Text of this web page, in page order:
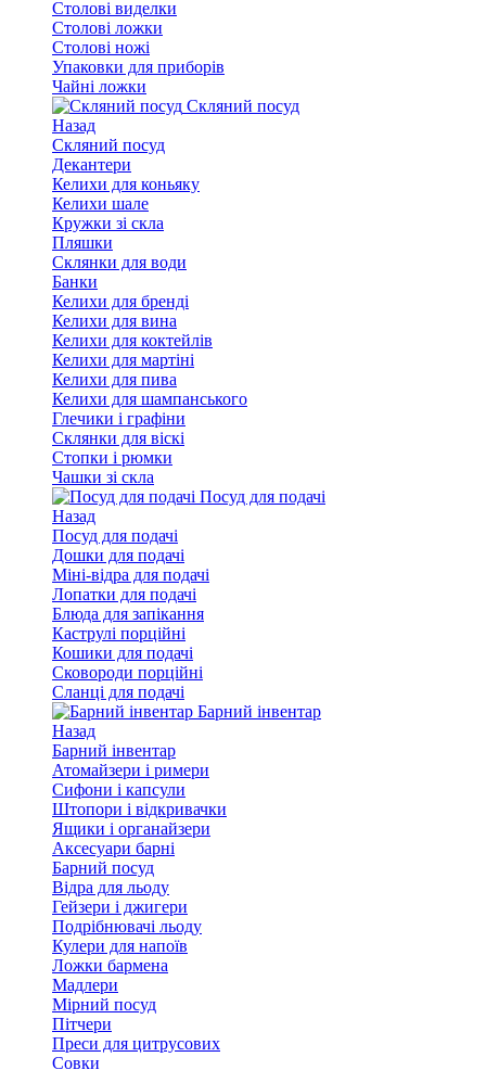
Столові виделки
Столові ложки
Столові ножі
Упаковки для приборів
Чайні ложки
Скляний посуд
Назад
Скляний посуд
Декантери
Келихи для коньяку
Келихи шале
Кружки зі скла
Пляшки
Склянки для води
Банки
Келихи для бренді
Келихи для вина
Келихи для коктейлів
Келихи для мартіні
Келихи для пива
Келихи для шампанського
Глечики і графіни
Склянки для віскі
Стопки і рюмки
Чашки зі скла
Посуд для подачі
Назад
Посуд для подачі
Дошки для подачі
Міні-відра для подачі
Лопатки для подачі
Блюда для запікання
Каструлі порційні
Кошики для подачі
Сковороди порційні
Сланці для подачі
Барний інвентар
Назад
Барний інвентар
Атомайзери і римери
Сифони і капсули
Штопори і відкривачки
Ящики і органайзери
Аксесуари барні
Барний посуд
Відра для льоду
Гейзери і джигери
Подрібнювачі льоду
Кулери для напоїв
Ложки бармена
Мадлери
Мірний посуд
Пітчери
Преси для цитрусових
Совки